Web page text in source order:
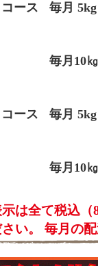
ース 毎月 5kg
毎月10㎏
ース 毎月 5kg
毎月10㎏
は全て税込
さい。 毎月の